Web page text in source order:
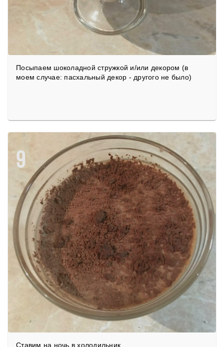
Посыпаем шоколадной стружкой и/или декором (в
моем случае: пасхальный декор - другого не было)
9
Ставим на ночь в холодильник